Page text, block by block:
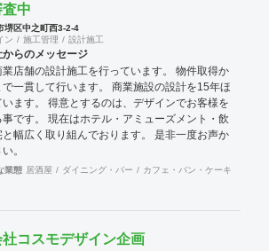
中
堺区中之町西3-2-4
ン
施工管理 設計施工
からのメッセージ
店舗の設計施工を行っています。 物件取得か
で一貫して行います。 商業施設の設計を15年ほ
います。 得意とするのは、デザインでお客様を
です。 現在はホテル・アミューズメント・飲
幅広く取り組んでおります。 是非一度お声か
。
業態 居酒屋 ダイニング・バー カフェ・パン・ケーキ
コスモデザイン企画